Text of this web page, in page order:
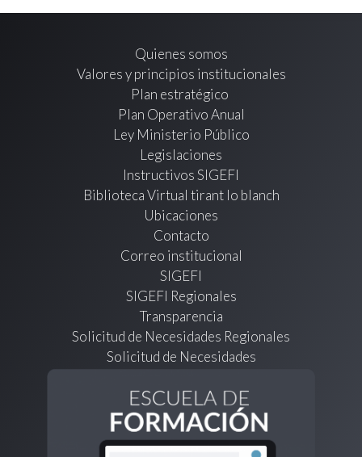
Quienes somos
Valores y principios institucionales
Plan estratégico
Plan Operativo Anual
Ley Ministerio Público
Legislaciones
Instructivos SIGEFI
Biblioteca Virtual tirant lo blanch
Ubicaciones
Contacto
Correo institucional
SIGEFI
SIGEFI Regionales
Transparencia
Solicitud de Necesidades Regionales
Solicitud de Necesidades